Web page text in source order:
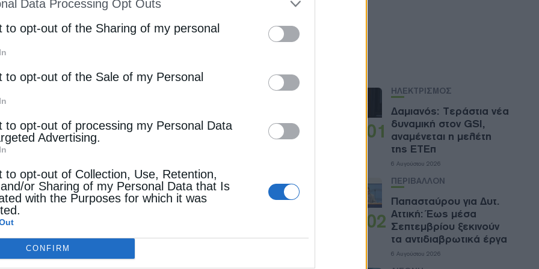
of Downstream Participantsthat may further disclose it to
parties.
Data Processing Opt Outs
to opt-out of the Sharing of my personal
to opt-out of the Sale of my Personal
to opt-out of processing my Personal Data
Advertising.
to opt-out of Collection, Use, Retention,
or Sharing of my Personal Data that Is
with the Purposes for which it was
CONFIRM
ότι η κυβέρνηση Τραμπ θα εξακολουθήσει να
να στερήσει από το ιρανικό καθεστώς και τους Φρουρούς
πυρηνικού προγράμματος, στρατιωτικού εξοπλισμού ή την
Μέσης Ανατολής. «Το υπουργείο Οικονομικών (των ΗΠΑ)
από τα χρηματοοικονομικά δίκτυα που χρησιμοποιεί για
της παγκόσμιας οικονομίας», σημείωσε ο Μπέσεντ.
σταθμό Three Mile Island
μπλοκάρει νέα εργοστάσια στις ΗΠΑ
των εντάσεων ΗΠΑ-Ιράν
01
ΗΛΕΚΤΡΙΣΜΟΣ
Δαμιανός: Τεράστια νέα
δυναμική στον GSI,
αναμένεται η μελέτη
της ΕΤΕπ
6 Αυγούστου 2026
02
ΠΕΡΙΒΑΛΛΟΝ
Παπασταύρου για Δυτ.
Αττική: Έως μέσα
Σεπτεμβρίου ξεκινούν
τα αντιδιαβρωτικά έργα
6 Αυγούστου 2026